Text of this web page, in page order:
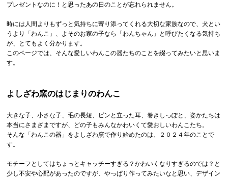
プレゼントなのに！と思ったあの日のことが忘れられません。
時には人間よりもずっと気持ちに寄り添ってくれる大切な家族なので、犬とい
うより「わんこ」、よそのお家の子なら「わんちゃん」と呼びたくなる気持ち
が、とてもよく分かります。
このページでは、そんな愛しいわんこの器たちのことを綴ってみたいと思いま
す。
よしざわ窯のはじまりのわんこ
大きな子、小さな子、毛の長短、ピンと立った耳、巻きしっぽと、姿かたちは
本当にさまざまですが、どの子もみんなかわいくて愛おしいわんこたち。
そんな「わんこの器」をよしざわ窯で作り始めたのは、２０２４年のことで
す。
モチーフとしてはちょっとキャッチーすぎる？かわいくなりすぎるのでは？と
少し不安や心配があったのですが、やっぱり作ってみたいなと思い、デザイン